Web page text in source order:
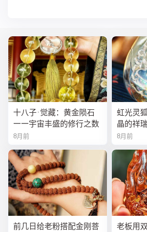
十八子·觉藏：黄金陨石
——宇宙丰盛的修行之数
8月前
虹光灵
晶的祥
8月前
前几日给老粉搭配金刚菩
老板用